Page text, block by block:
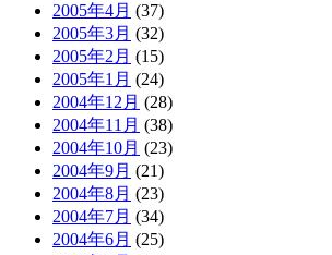
2005年4月 (37)
2005年3月 (32)
2005年2月 (15)
2005年1月 (24)
2004年12月 (28)
2004年11月 (38)
2004年10月 (23)
2004年9月 (21)
2004年8月 (23)
2004年7月 (34)
2004年6月 (25)